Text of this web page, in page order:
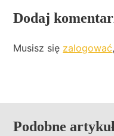
Dodaj
Musisz się zalogować
Podobne